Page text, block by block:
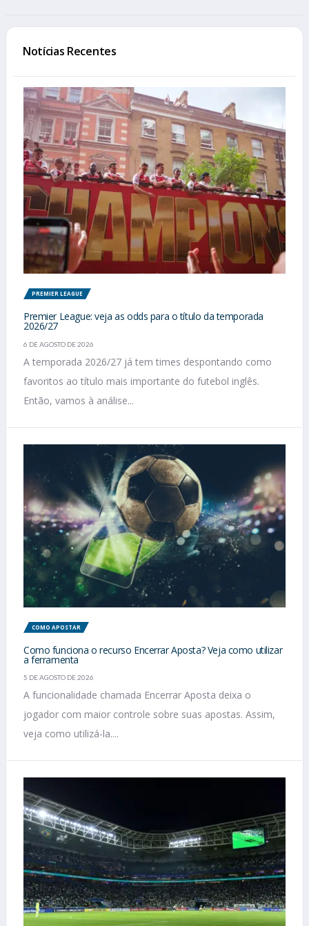
Notícias Recentes
PREMIER LEAGUE
Premier League: veja as odds para o título da temporada
2026/27
6 DE AGOSTO DE 2026
A temporada 2026/27 já tem times despontando como
favoritos ao título mais importante do futebol inglês.
Então, vamos à análise...
COMO APOSTAR
Como funciona o recurso Encerrar Aposta? Veja como utilizar
a ferramenta
5 DE AGOSTO DE 2026
A funcionalidade chamada Encerrar Aposta deixa o
jogador com maior controle sobre suas apostas. Assim,
veja como utilizá-la....